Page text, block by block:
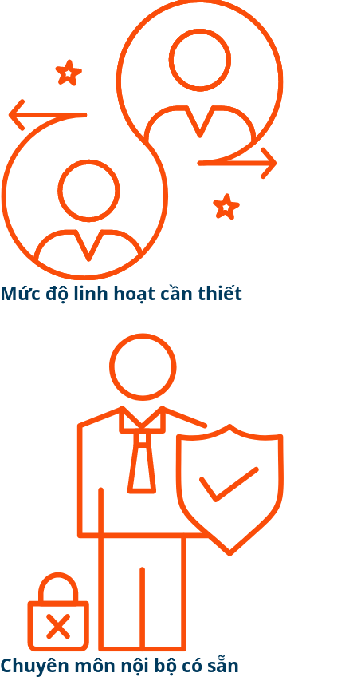
Mức độ linh hoạt cần thiết
Chuyên môn nội bộ có sẵn